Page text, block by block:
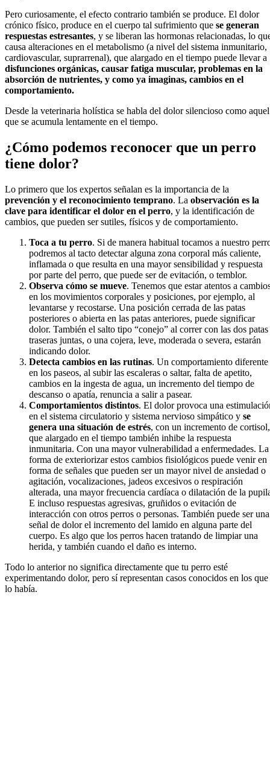
Pero curiosamente, el efecto contrario también se produce. El dolor
crónico físico, produce en el cuerpo tal sufrimiento que se generan
respuestas estresantes, y se liberan las hormonas relacionadas, lo
causa alteraciones en el metabolismo (a nivel del sistema inmunitario,
cardiovascular, suprarrenal), que alargado en el tiempo puede llevar a
disfunciones orgánicas, causar fatiga muscular, problemas en la
absorción de nutrientes, y como ya imaginas, cambios en el
comportamiento.
Desde la veterinaria holística se habla del dolor silencioso como aquel
que se acumula lentamente en el tiempo.
¿Cómo podemos reconocer que un perro
tiene dolor?
Lo primero que los expertos señalan es la importancia de la
prevención y el reconocimiento temprano. La observación es la
clave para identificar el dolor en el perro, y la identificación de
cambios, que pueden ser sutiles, físicos y de comportamiento.
Toca a tu perro. Si de manera habitual tocamos a nuestro
podremos al tacto detectar alguna zona corporal más caliente,
inflamada o que resulta en una mayor sensibilidad y respuesta
por parte del perro, que puede ser de evitación, o temblor.
Observa cómo se mueve. Tenemos que estar atentos a
en los movimientos corporales y posiciones, por ejemplo, al
levantarse y recostarse. Una posición cerrada de las patas
posteriores o abierta en las patas anteriores, puede significar
dolor. También el salto tipo “conejo” al correr con las dos patas
traseras juntas, o una cojera, leve, moderada o severa, estarán
indicando dolor.
Detecta cambios en las rutinas. Un comportamiento diferente
en los paseos, al subir las escaleras o saltar, falta de apetito,
cambios en la ingesta de agua, un incremento del tiempo de
descanso o apatía, renuncia a salir a pasear.
Comportamientos distintos. El dolor provoca una
en el sistema circulatorio y sistema nervioso simpático y se
genera una situación de estrés, con un incremento de cortisol,
que alargado en el tiempo también inhibe la respuesta
inmunitaria. Con una mayor vulnerabilidad a enfermedades. La
forma de exteriorizar estos cambios fisiológicos puede venir en
forma de señales que pueden ser un mayor nivel de ansiedad o
agitación, vocalizaciones, jadeos excesivos o respiración
alterada, una mayor frecuencia cardíaca o dilatación de la
E incluso respuestas agresivas, gruñidos o evitación de
interacción con otros perros o personas. También puede ser una
señal de dolor el incremento del lamido en alguna parte del
cuerpo. Es algo que los perros hacen tratando de limpiar una
herida, y también cuando el daño es interno.
Todo lo anterior no significa directamente que tu perro esté
experimentando dolor, pero sí representan casos conocidos en los que
lo había.